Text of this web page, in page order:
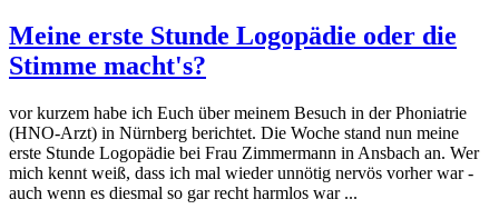
Meine erste Stunde Logopädie oder die
Stimme macht's?
vor kurzem habe ich Euch über meinem Besuch in der Phoniatrie
(HNO-Arzt) in Nürnberg berichtet. Die Woche stand nun meine
erste Stunde Logopädie bei Frau Zimmermann in Ansbach an. Wer
mich kennt weiß, dass ich mal wieder unnötig nervös vorher war -
auch wenn es diesmal so gar recht harmlos war ...